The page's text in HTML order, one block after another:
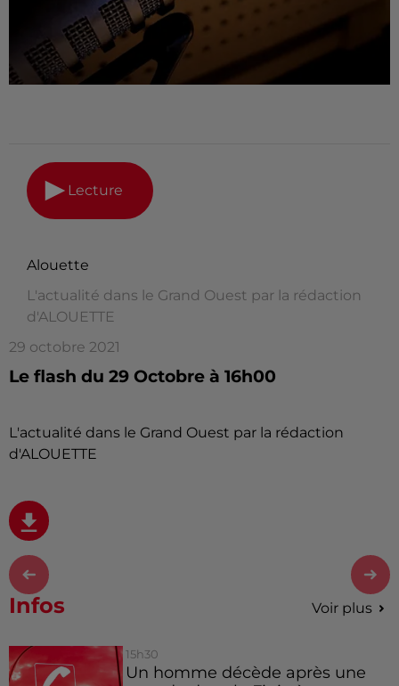
Lecture
Alouette
L'actualité dans le Grand Ouest par la rédaction
d'ALOUETTE
29 octobre 2021
Le flash du 29 Octobre à 16h00
L'actualité dans le Grand Ouest par la rédaction
d'ALOUETTE
Infos Voir plus
15h30
Un homme décède après une